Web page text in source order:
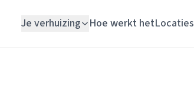
Je verhuizing Hoe werkt hetLocaties